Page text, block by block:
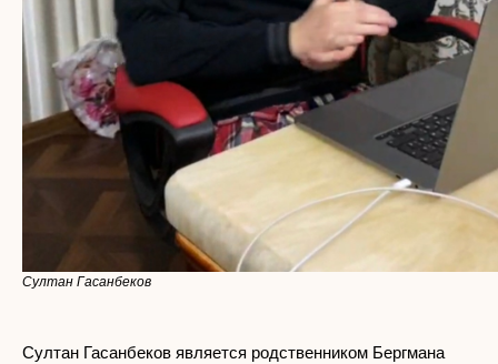
Султан Гасанбеков
Султан Гасанбеков является родственником Бергмана